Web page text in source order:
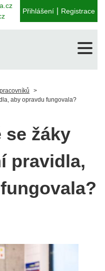
Přihlášení Registrace
aby opravdu fungovala?
se žáky
pravidla,